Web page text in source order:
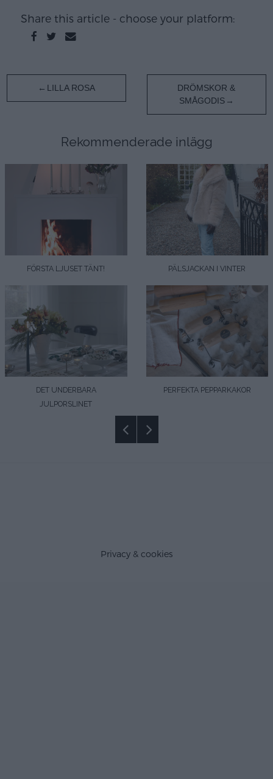
Share this article - choose your platform:
Inläggsnavigering
LILLA ROSA
DRÖMSKOR &
SMÅGODIS
Rekommenderade inlägg
FÖRSTA LJUSET TÄNT!
DET UNDERBARA
JULPORSLINET
PÄLSJACKAN I VINTER
PERFEKTA PEPPARKAKOR
Privacy & cookies